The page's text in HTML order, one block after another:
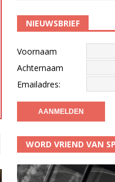
NIEUWSBRIEF
Voornaam
Achternaam
Emailadres:
WORD VRIEND VAN